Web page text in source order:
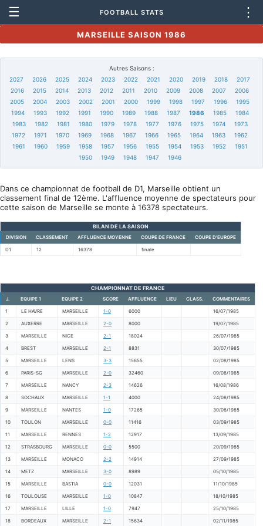
☰ FOOTBALL STATS ⋮
MARSEILLE SAISON 1986
Autres Saisons :
2027
2026 2025 2024 2023 2022 2021 2020 2019 2018
2017
2016
2015 2014 2013 2012 2011 2010 2009 2008 2007
2006
2005
2004 2003 2002 2001 2000 1999 1998 1997 1996
1995
1994
1993 1992 1991 1990 1989 1988 1987 1986 1985
1984
1983
1982 1981 1980 1979 1978 1977 1976 1975 1974
1973
1972
1971 1970 1969 1968 1967 1966 1965 1964 1963
1962
1961
1960 1959 1958 1957 1956 1955 1954 1953 1952
1951
1950
1949 1948 1947 1946
Dans ce championnat de football de D1, Marseille obtient un
classement final de 12ème. L'affluence moyenne de spectateurs pour
cette saison de Marseille se monte à 16378 spectateurs.
BILAN DE LA SAISON
DIVISION CLASSEMENT AFFLUENCE MOYENNE COUPE DE FRANCE COUPE D'EUROPE
D1 12 16378 finale
CHAMPIONNAT DE FRANCE
J. EQUIPE 1 EQUIPE 2 SCORE AFFLUENCE LIEU CLASS. COMMENTAIRES
1 LE HAVRE MARSEILLE 1-0 6000 16/07/1985
2 AUXERRE MARSEILLE 2-0 8000 19/07/1985
3 MARSEILLE NICE 2-1 18024 26/07/1985
4 BREST MARSEILLE 2-1 8831 30/07/1985
5 MARSEILLE LENS 3-3 15655 02/08/1985
6 PARIS-SG MARSEILLE 2-0 32460 09/08/1985
7 MARSEILLE NANCY 2-3 14626 16/08/1986
8 SOCHAUX MARSEILLE 1-1 4000 24/08/1985
9 MARSEILLE NANTES 1-0 17265 30/08/1985
10 TOULON MARSEILLE 0-0 11416 03/09/1985
11 MARSEILLE RENNES 1-2 12917 13/09/1985
12 STRASBOURG MARSEILLE 0-0 5500 20/09/1985
13 MARSEILLE MONACO 2-2 14914 27/09/1985
14 METZ MARSEILLE 3-0 8989 05/10/1985
15 MARSEILLE BASTIA 0-0 12031 11/10/1985
16 TOULOUSE MARSEILLE 1-0 10847 18/10/1985
17 MARSEILLE LILLE 1-0 7947 25/10/1985
18 BORDEAUX MARSEILLE 2-1 15634 02/11/1985